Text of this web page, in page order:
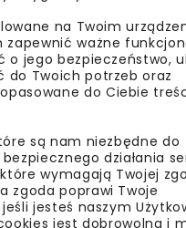
na Twoim
ważne
o jego bezpieczeństwo,
do Twoich potrzeb oraz
do Ciebie
są nam niezbędne do
działania
wymagają Twojej
zgoda poprawi Twoje
jesteś naszym
jest dobrowolna i